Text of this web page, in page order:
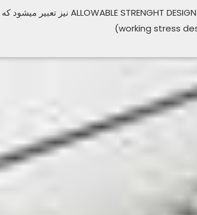
ASD مخفف allowable stress design و همچنین ALLOWABLE STRENGHT DESIGN نیز تعبیر میشود که